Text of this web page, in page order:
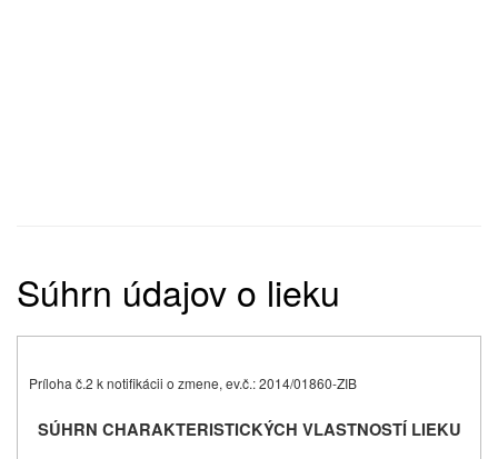
Súhrn údajov o lieku
Príloha č.2 k notifikácii o zmene, ev.č.: 2014/01860-ZIB
SÚHRN CHARAKTERISTICKÝCH VLASTNOSTÍ LIEKU